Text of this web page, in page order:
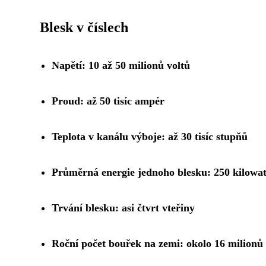
Blesk v číslech
Napětí: 10 až 50 milionů voltů
Proud: až 50 tisíc ampér
Teplota v kanálu výboje: až 30 tisíc stupňů
Průměrná energie jednoho blesku: 250
Trvání blesku: asi čtvrt vteřiny
Roční počet bouřek na zemi: okolo 16 milionů